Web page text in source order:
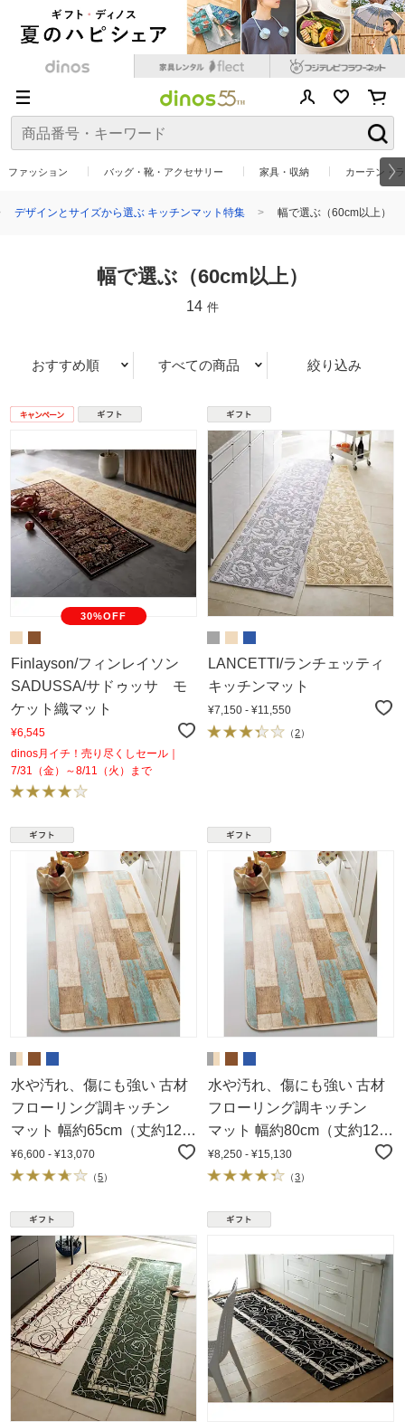
ファッション バッグ・靴・アクセサリー 家具・収納 カーテン・
デザインとサイズから選ぶ キッチンマット特集 幅で選ぶ（60cm以上）
幅で選ぶ（60cm以上）
14 件
おすすめ順 すべての商品 絞り込み
30%OFF
Finlayson/フィンレイソン
SADUSSA/サドゥッサ モ
ケット織マット
¥6,545
dinos月イチ！売り尽くしセール｜
7/31（金）～8/11（火）まで
LANCETTI/ランチェッティ
キッチンマット
¥7,150 - ¥11,550
（2）
水や汚れ、傷にも強い 古材
フローリング調キッチン
マット 幅約65cm（丈約120
～270cm）
¥6,600 - ¥13,070
（5）
水や汚れ、傷にも強い 古材
フローリング調キッチン
マット 幅約80cm（丈約120
～270cm）
¥8,250 - ¥15,130
（3）